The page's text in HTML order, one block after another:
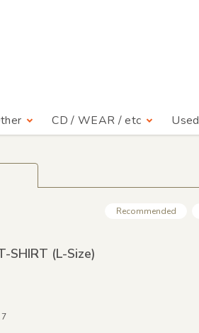
CD / WEAR / etc Used
Recommended
SHIRT (L-Size)